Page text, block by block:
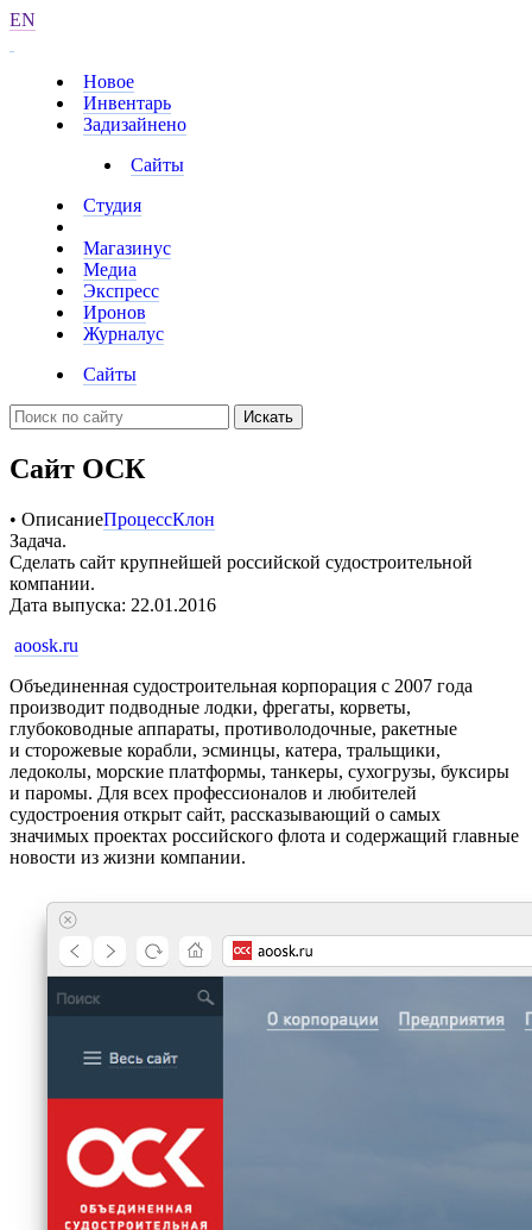
EN
Новое
Инвентарь
Задизайнено
Сайты
Студия
Магазинус
Медиа
Экспресс
Иронов
Журналус
Сайты
Искать
Сайт ОСК
• ОписаниеПроцессКлон
Задача.
Сделать сайт крупнейшей российской судостроительной
компании.
Дата выпуска: 22.01.2016
aoosk.ru
Объединенная судостроительная корпорация с 2007 года
производит подводные лодки, фрегаты, корветы,
глубоководные аппараты, противолодочные, ракетные
и сторожевые корабли, эсминцы, катера, тральщики,
ледоколы, морские платформы, танкеры, сухогрузы, буксиры
и паромы. Для всех профессионалов и любителей
судостроения открыт сайт, рассказывающий о самых
значимых проектах российского флота и содержащий главные
новости из жизни компании.